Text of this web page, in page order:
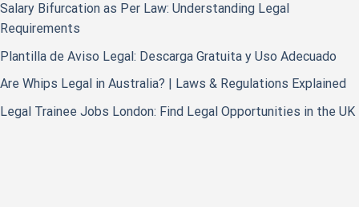
Salary Bifurcation as Per Law: Understanding Legal
Requirements
Plantilla de Aviso Legal: Descarga Gratuita y Uso Adecuado
Are Whips Legal in Australia? | Laws & Regulations Explained
Legal Trainee Jobs London: Find Legal Opportunities in the UK